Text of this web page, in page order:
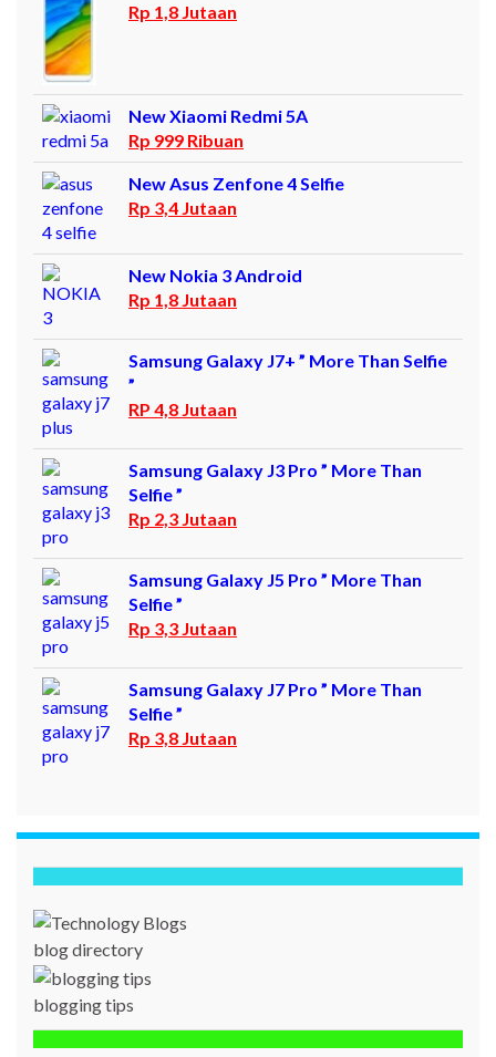
Rp 1,8 Jutaan
New Xiaomi Redmi 5A
Rp 999 Ribuan
New Asus Zenfone 4 Selfie
Rp 3,4 Jutaan
New Nokia 3 Android
Rp 1,8 Jutaan
Samsung Galaxy J7+ ” More Than Selfie
”
RP 4,8 Jutaan
Samsung Galaxy J3 Pro ” More Than
Selfie ”
Rp 2,3 Jutaan
Samsung Galaxy J5 Pro ” More Than
Selfie ”
Rp 3,3 Jutaan
Samsung Galaxy J7 Pro ” More Than
Selfie ”
Rp 3,8 Jutaan
blog directory
blogging tips